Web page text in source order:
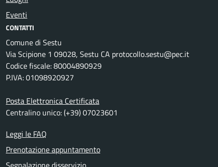
Eventi
CONTATTI
Comune di Sestu
Via Scipione 1 09028, Sestu CA protocollo.sestu@pec.it
Codice fiscale: 80004890929
P.IVA: 01098920927
Posta Elettronica Certificata
Centralino unico: (+39) 07023601
Leggi le FAQ
Prenotazione appuntamento